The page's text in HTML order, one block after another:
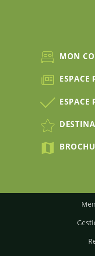
MON
ESPACE
ESPACE